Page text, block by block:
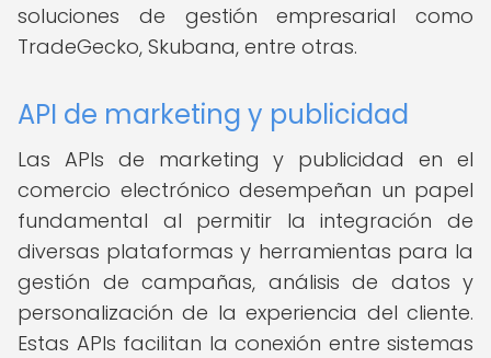
soluciones de gestión empresarial como
TradeGecko, Skubana, entre otras.
API de marketing y publicidad
Las APIs de marketing y publicidad en el
comercio electrónico desempeñan un papel
fundamental al permitir la integración de
diversas plataformas y herramientas para la
gestión de campañas, análisis de datos y
personalización de la experiencia del cliente.
Estas APIs facilitan la conexión entre sistemas